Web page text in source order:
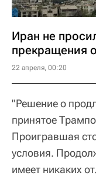
Иран не
прекращения
22 апреля, 00:20
"Решение о
принятое
Проигравшая
условия.
имеет никаких